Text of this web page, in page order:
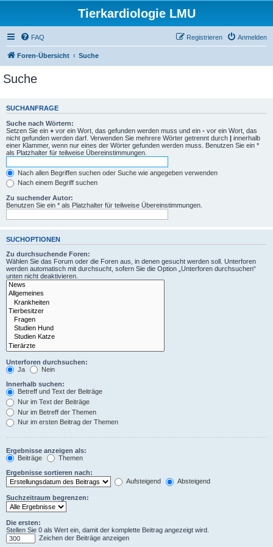
Tierkardiologie LMU
FAQ Anmelden
Registrieren
Foren-Übersicht Suche
Suche
SUCHANFRAGE
Suche nach Wörtern:
Setzen Sie ein + vor ein Wort, das gefunden werden muss und ein - vor ein Wort, das
nicht gefunden werden darf. Verwenden Sie mehrere Wörter getrennt durch | innerhalb
einer Klammer, wenn nur eines der Wörter gefunden werden muss. Benutzen Sie ein *
als Platzhalter für teilweise Übereinstimmungen.
Nach allen Begriffen suchen oder Suche wie angegeben verwenden
Nach einem Begriff suchen
Zu suchender Autor:
Benutzen Sie ein * als Platzhalter für teilweise Übereinstimmungen.
SUCHOPTIONEN
Zu durchsuchende Foren:
Wählen Sie das Forum oder die Foren aus, in denen gesucht werden soll. Unterforen
werden automatisch mit durchsucht, sofern Sie die Option „Unterforen durchsuchen“
unten nicht deaktivieren.
Unterforen durchsuchen:
Ja
Nein
Innerhalb suchen:
Betreff und Text der Beiträge
Nur im Text der Beiträge
Nur im Betreff der Themen
Nur im ersten Beitrag der Themen
Ergebnisse anzeigen als:
Beiträge
Themen
Ergebnisse sortieren nach:
Aufsteigend
Absteigend
Suchzeitraum begrenzen:
Die ersten:
Stellen Sie 0 als Wert ein, damit der komplette Beitrag angezeigt wird.
Zeichen der Beiträge anzeigen